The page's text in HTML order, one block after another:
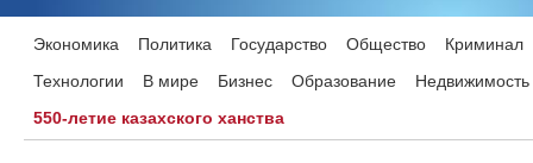
Экономика Политика Государство Общество
Криминал
Технологии
В мире Бизнес Образование
Недвижимость
550-летие казахского ханства